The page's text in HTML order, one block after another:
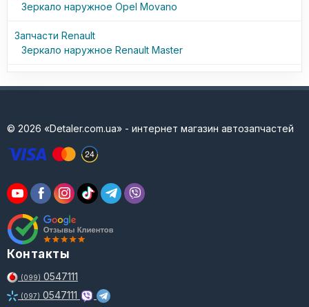
Зеркало наружное Opel Movano
Запчасти Renault
Зеркало наружное Renault Master
© 2026 «Detaler.com.ua» - интернет магазин автозапчастей
Контакты
(099) 0547111
(097) 0547111